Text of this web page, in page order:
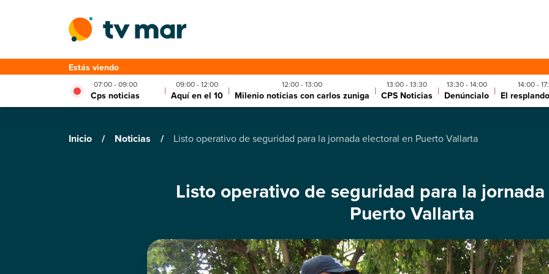
Estás viendo
07:00 - 09:00
Cps noticias | 09:00 - 12:00
Aquí en el 10 | 12:00 - 13:00
Milenio noticias con carlos zuniga | 13:00 - 13:30
CPS Noticias | 13:30 - 14:00
Denúncialo | 14:00 -
El
Inicio / Noticias / Listo operativo de seguridad para la jornada electoral en Puerto Vallarta
Listo operativo de seguridad para la
Puerto Vallarta